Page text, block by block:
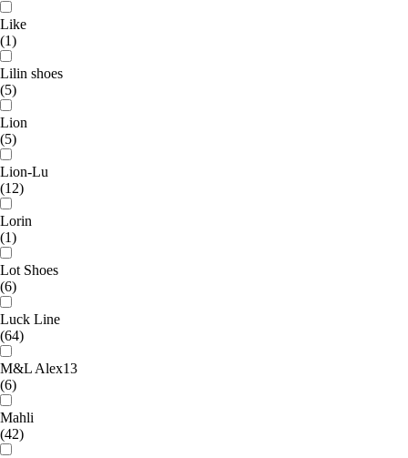
Like
(1)
Lilin shoes
(5)
Lion
(5)
Lion-Lu
(12)
Lorin
(1)
Lot Shoes
(6)
Luck Line
(64)
M&L Alex13
(6)
Mahli
(42)